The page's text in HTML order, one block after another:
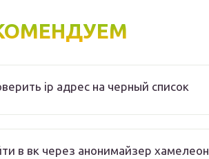
ip адрес на черный список
в вк через анонимайзер хамелеон